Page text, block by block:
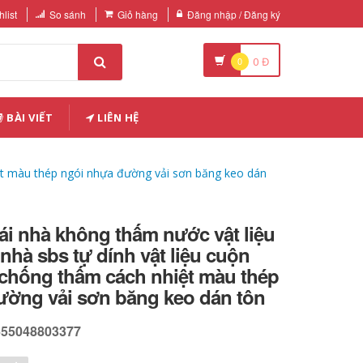
So sánh Giỏ hàng Đăng nhập / Đăng ký
0 0 Đ
BÀI VIẾT LIÊN HỆ
thép ngói nhựa đường vải sơn băng keo dán
nhà không thấm nước vật liệu
sbs tự dính vật liệu cuộn
thấm cách nhiệt màu thép
vải sơn băng keo dán tôn